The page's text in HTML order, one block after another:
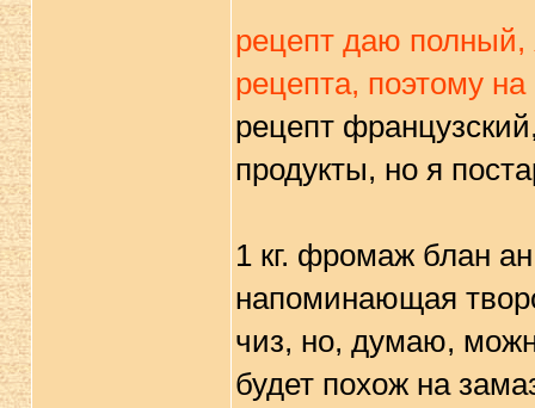
рецепт даю полный,
рецепта, поэтому
рецепт
продукты, но я
1 кг. фромаж блан
напоминающая
чиз, но, думаю,
будет похож на